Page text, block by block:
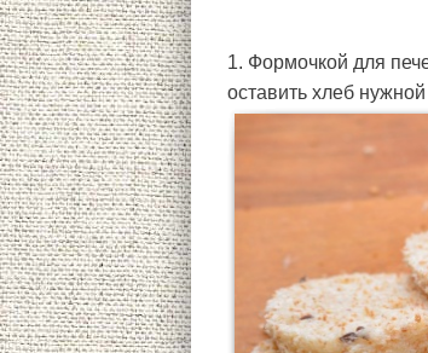
1. Формочкой для
оставить хлеб